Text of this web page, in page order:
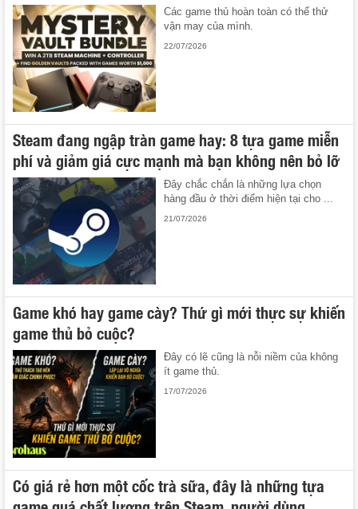
Các game thủ hoàn toàn có thể thử
vận may của mình.
22/07/2026
Steam đang ngập tràn game hay: 8 tựa game miễn
phí và giảm giá cực mạnh mà bạn không nên bỏ lỡ
Đây chắc chắn là những lựa chọn
hàng đầu ở thời điểm hiện tại cho ...
21/07/2026
Game khó hay game cày? Thứ gì mới thực sự khiến
game thủ bỏ cuộc?
Đây có lẽ cũng là nỗi niềm của không
ít game thủ.
17/07/2026
Có giá rẻ hơn một cốc trà sữa, đây là những tựa